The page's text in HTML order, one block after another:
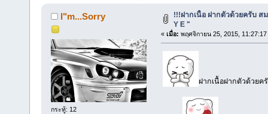
I"m...Sorry
กระทู้: 12
!!!ฝากเนื้อ ฝากตัวด้วยครับ ส
Y E "
« เมื่อ: พฤศจิกายน 25, 2015, 11:27:17
ฝากเนื้อฝากตัวด้วยค